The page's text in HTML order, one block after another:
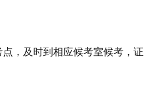
，及时到相应候考室候考，证